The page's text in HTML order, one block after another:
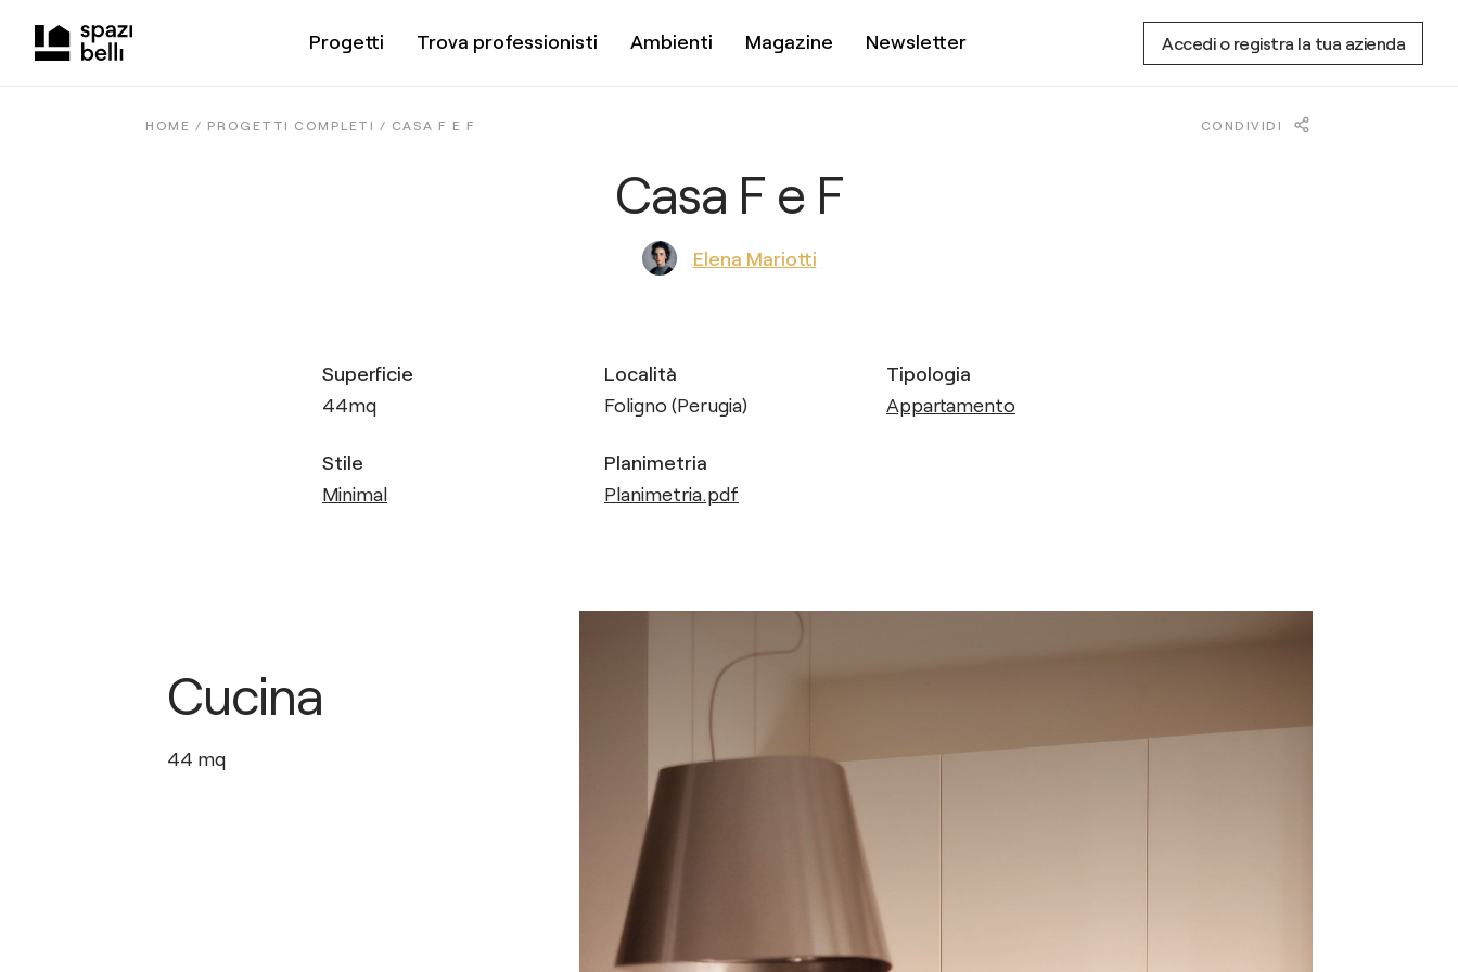
Progetti Trova professionisti Ambienti Magazine Newsletter Accedi o registra la tua azienda
HOME / PROGETTI COMPLETI / CASA F E F CONDIVIDI
Casa F e F
Elena Mariotti
Superficie
44mq
Località
Foligno (Perugia)
Tipologia
Appartamento
Stile
Minimal
Planimetria
Planimetria.pdf
Cucina
44 mq